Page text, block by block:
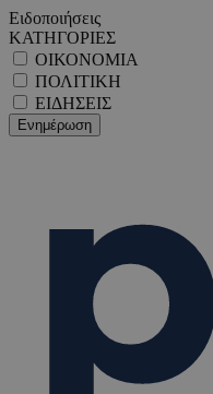
Ειδοποιήσεις
ΚΑΤΗΓΟΡΙΕΣ
ΟΙΚΟΝΟΜΙΑ
ΠΟΛΙΤΙΚΗ
ΕΙΔΗΣΕΙΣ